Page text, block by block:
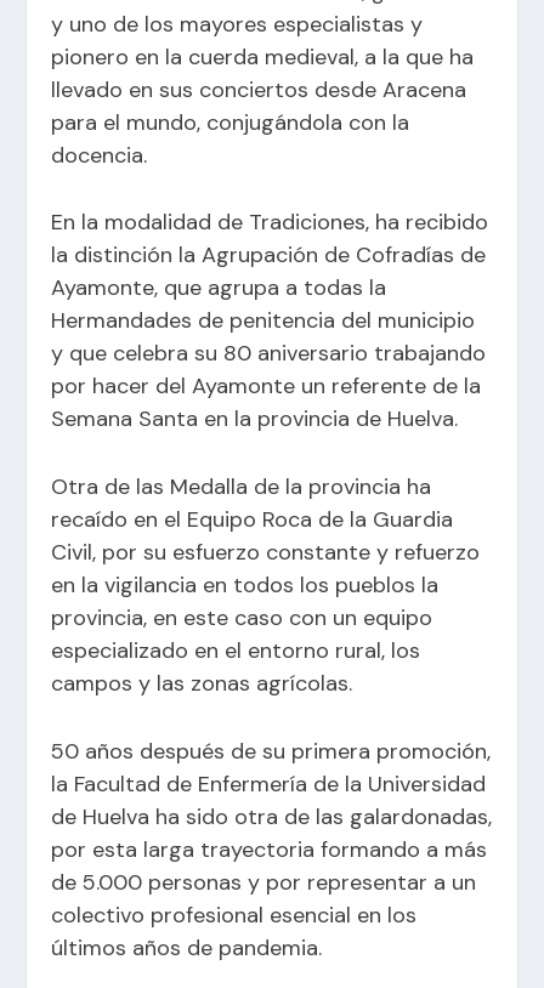
y uno de los mayores especialistas y
pionero en la cuerda medieval, a la que ha
llevado en sus conciertos desde Aracena
para el mundo, conjugándola con la
docencia.
En la modalidad de Tradiciones, ha recibido
la distinción la Agrupación de Cofradías de
Ayamonte, que agrupa a todas la
Hermandades de penitencia del municipio
y que celebra su 80 aniversario trabajando
por hacer del Ayamonte un referente de la
Semana Santa en la provincia de Huelva.
Otra de las Medalla de la provincia ha
recaído en el Equipo Roca de la Guardia
Civil, por su esfuerzo constante y refuerzo
en la vigilancia en todos los pueblos la
provincia, en este caso con un equipo
especializado en el entorno rural, los
campos y las zonas agrícolas.
50 años después de su primera promoción,
la Facultad de Enfermería de la Universidad
de Huelva ha sido otra de las galardonadas,
por esta larga trayectoria formando a más
de 5.000 personas y por representar a un
colectivo profesional esencial en los
últimos años de pandemia.